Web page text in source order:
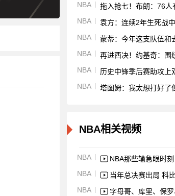
NBA
拖入抢七！布朗：76人有几次打
NBA
袁方：连续2年生死战中丢盔弃甲
NBA
蒙蒂：今年这支队伍和去年完全
NBA
再进西决！约基奇：围绕在队友
NBA
历史中锋季后赛助攻上双次数
NBA
塔图姆：我太想打好了但前三节
NBA相关视频
NBA
NBA那些输急眼时刻！
NBA
当年总决赛出局 科比先夸
NBA
字母哥、库里、保罗、